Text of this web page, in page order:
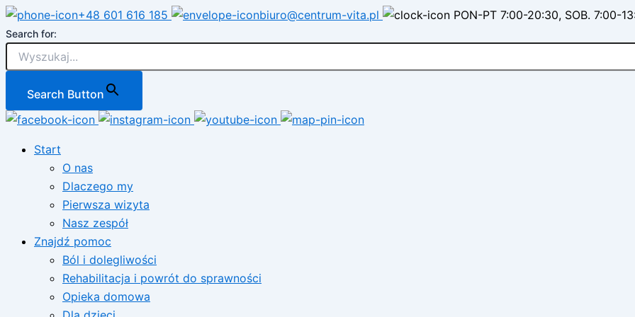
Przejdź
do
treści
+48 601 616 185 biuro@centrum-vita.pl PON-PT 7:00-20:30, SOB. 7:00-
Search for:
Search Button
Start
O nas
Dlaczego my
Pierwsza wizyta
Nasz zespół
Znajdź pomoc
Ból i dolegliwości
Rehabilitacja i powrót do sprawności
Opieka domowa